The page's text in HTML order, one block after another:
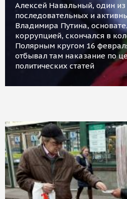
Алексей Навальный, один из
последовательных и
Владимира Путина,
коррупцией, скончался в
Полярным кругом 16
отбывал там наказание по
политических статей